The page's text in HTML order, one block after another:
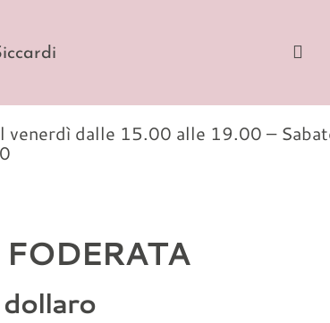
venerdì dalle 15.00 alle 19.00 –